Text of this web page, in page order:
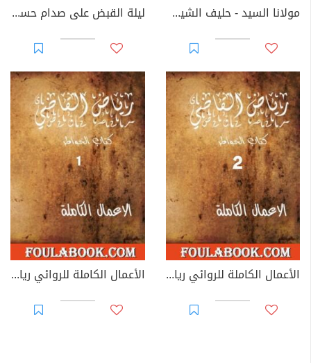
مولانا السيد - حليف الشيطان ليلة القبض على صدام حسين
الأعمال الكاملة للروائي رياض القاضي - الجزء الثاني الأعمال الكاملة للروائي رياض القاضي - الجزء الأول